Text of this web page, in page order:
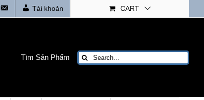
Liên
Hệ
Tài khoản CART
Tìm Sản Phẩm
Search
for: